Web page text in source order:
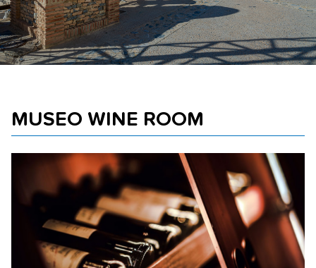
MUSEO WINE ROOM